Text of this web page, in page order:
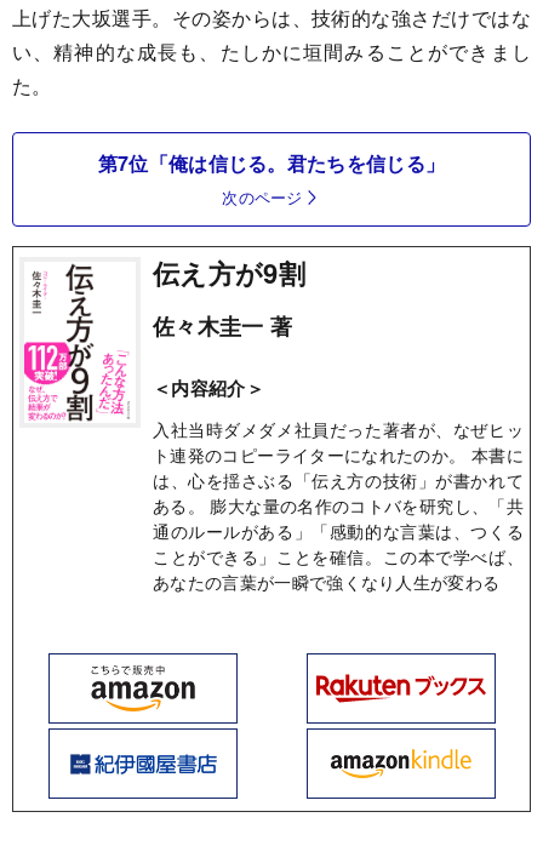
上げた大坂選手。その姿からは、技術的な強さだけではな
い、精神的な成長も、たしかに垣間みることができまし
た。
第7位「俺は信じる。君たちを信じる」
次のページ
伝え方が9割
佐々木圭一 著
＜内容紹介＞
入社当時ダメダメ社員だった著者が、なぜヒッ
ト連発のコピーライターになれたのか。 本書に
は、心を揺さぶる「伝え方の技術」が書かれて
ある。 膨大な量の名作のコトバを研究し、「共
通のルールがある」「感動的な言葉は、つくる
ことができる」ことを確信。この本で学べば、
あなたの言葉が一瞬で強くなり人生が変わる